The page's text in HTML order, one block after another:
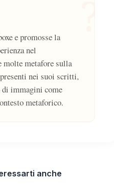
e promosse la
nel
molte metafore sulla
nei suoi scritti,
immagini come
metaforico.
anche